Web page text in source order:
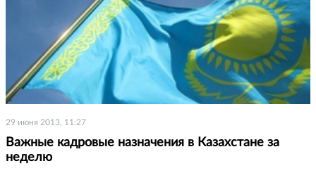
29 июня 2013, 11:27
Важные кадровые назначения в Казахстане за
неделю